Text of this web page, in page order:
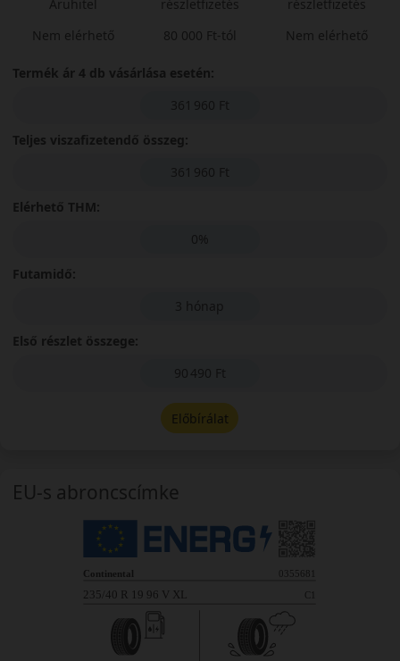
Áruhitel
Nem elérhető
részletfizetés
80 000 Ft-tól
részletfizetés
Nem elérhető
Termék ár 4 db vásárlása esetén:
361 960 Ft
Teljes viszafizetendő összeg:
361 960 Ft
Elérhető THM:
0%
Futamidő:
3 hónap
Első részlet összege:
90 490 Ft
Előbírálat
EU-s abroncscímke